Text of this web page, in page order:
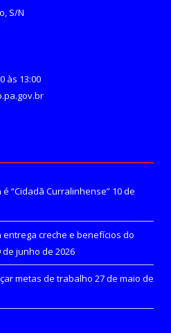
S/N
às 13:00
“Cidadã Curralinhense” 10 de
creche e benefícios do
de junho de 2026
metas de trabalho 27 de maio de